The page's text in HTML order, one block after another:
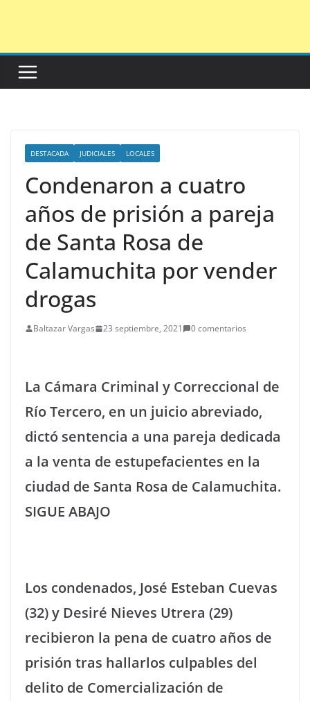
DESTACADA JUDICIALES LOCALES
Condenaron a cuatro
años de prisión a pareja
de Santa Rosa de
Calamuchita por vender
drogas
Baltazar Vargas 23 septiembre, 2021 0 comentarios
La Cámara Criminal y Correccional de
Río Tercero, en un juicio abreviado,
dictó sentencia a una pareja dedicada
a la venta de estupefacientes en la
ciudad de Santa Rosa de Calamuchita.
SIGUE ABAJO
Los condenados, José Esteban Cuevas
(32) y Desiré Nieves Utrera (29)
recibieron la pena de cuatro años de
prisión tras hallarlos culpables del
delito de Comercialización de